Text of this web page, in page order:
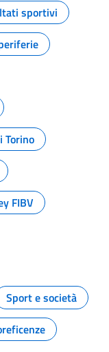
sportivi
Torino
FIBV
Sport e società